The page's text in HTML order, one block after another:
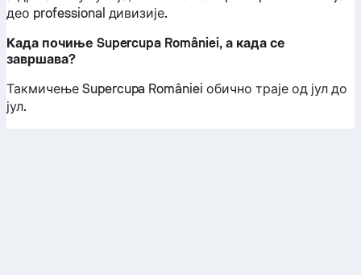
део professional дивизије.
Када почиње Supercupa României, а када се
завршава?
Такмичење Supercupa României обично траје од јул до
јул.